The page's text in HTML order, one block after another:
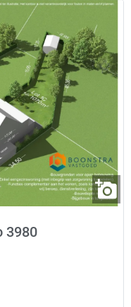
3980